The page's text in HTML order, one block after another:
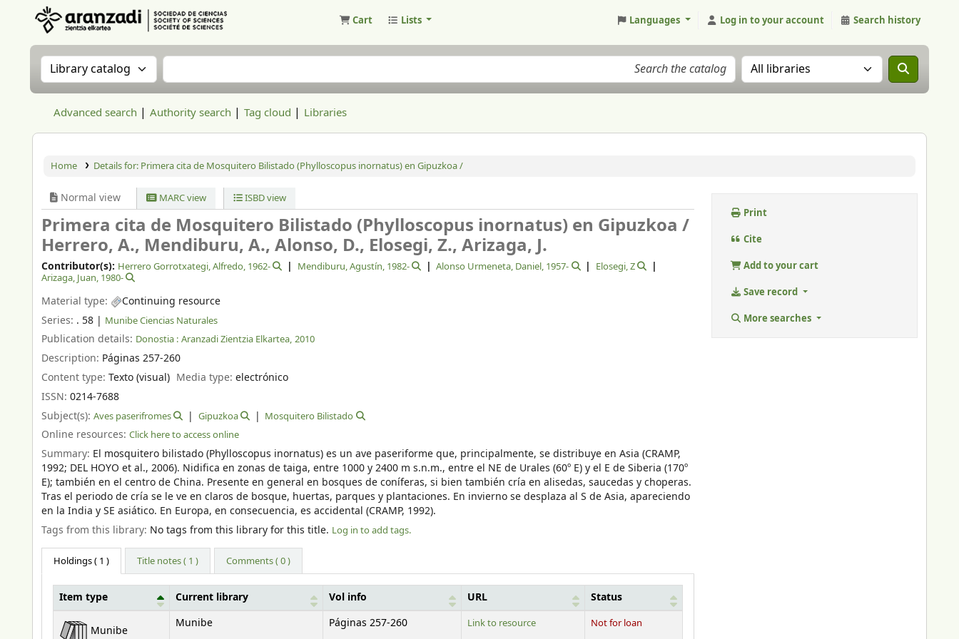
Cart Lists Languages Log in to your account Search history
Search the catalog by:Search the catalog Search the catalog in:
Advanced search Authority search Tag cloud Libraries
Home Details for: Primera cita de Mosquitero Bilistado (Phylloscopus inornatus) en Gipuzkoa /
Normal view MARC view ISBD view
Primera cita de Mosquitero Bilistado (Phylloscopus inornatus) en Gipuzkoa /
Herrero, A., Mendiburu, A., Alonso, D., Elosegi, Z., Arizaga, J.
Contributor(s): Herrero Gorrotxategi, Alfredo, 1962- Mendiburu, Agustín, 1982- Alonso Urmeneta, Daniel, 1957-
Elosegi, Z
Arizaga, Juan, 1980-
Material type:
Continuing resource
Series: . 58 | Munibe Ciencias Naturales
Publication details: Donostia : Aranzadi Zientzia Elkartea, 2010
Description: Páginas 257-260
Content type: Texto (visual) Media type:electrónico
ISSN: 0214-7688
Subject(s): Aves paserifromes Gipuzkoa Mosquitero Bilistado
Online resources: Click here to access online
Summary: El mosquitero bilistado (Phylloscopus inornatus) es un ave paseriforme que, principalmente, se distribuye en Asia (CRAMP,
1992; DEL HOYO et al., 2006). Nidifica en zonas de taiga, entre 1000 y 2400 m s.n.m., entre el NE de Urales (60º E) y el E de Siberia (170º
E); también en el centro de China. Presente en general en bosques de coníferas, si bien también cría en alisedas, saucedas y choperas.
Tras el periodo de cría se le ve en claros de bosque, huertas, parques y plantaciones. En invierno se desplaza al S de Asia, apareciendo
en la India y SE asiático. En Europa, en consecuencia, es accidental (CRAMP, 1992).
Tags from this library: No tags from this library for this title. Log in to add tags.
Holdings( 1 ) Title notes ( 1 ) Comments ( 0 )
Holdings
Item type Current library Vol info URL Status
Munibe
Munibe Páginas 257-260 Link to resource Not for loan
Print
Cite
Add to your cart
Save record
More searches